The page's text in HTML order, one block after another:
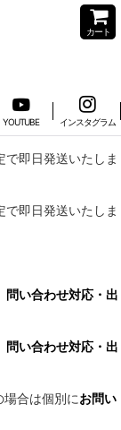
カート
YOUTUBE インスタグラム
即日発送いたしま
即日発送いたしま
い合わせ対応・出
い合わせ対応・出
合は個別にお問い